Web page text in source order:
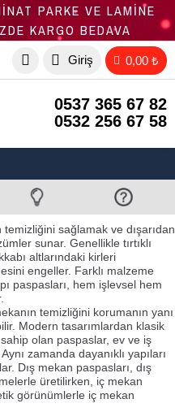
PARKE VE LAMİNE
KARGO BEDAVA
Giriş 0,00 ₺
0537 365 67 82
0532 256 67 58
temizliğini sağlamak ve dışarıdan
sunar. Genellikle tırtıklı
altlarındaki kirleri
engeller. Farklı malzeme
paspasları, hem işlevsel hem
temizliğini korumanın yanı
Modern tasarımlardan klasik
olan paspaslar, ev ve iş
zamanda dayanıklı yapıları
Dış mekan paspasları, dış
üretilirken, iç mekan
görünümlerle iç mekan